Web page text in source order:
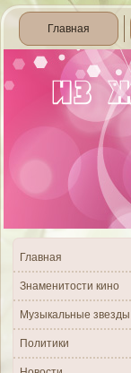
Главная
Главная
Знаменитости кино
Музыкальные звезды
Политики